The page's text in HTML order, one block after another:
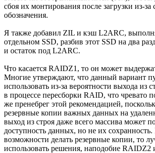
сбоя их монтирования после загрузки из-
обозначения.
Я также добавил ZIL и кэш L2ARC,
отдельном SSD, разбив этот SSD на два
и остаток под L2ARC.
Что касается RAIDZ1, то он может
Многие утверждают, что данный вариант
использовать из-за вероятности выхода из
в процессе пересборки RAID, что чревато
же пренебрег этой рекомендацией,
резервные копии важных данных на
выход из строя даже всего массива может
доступность данных, но не их сохранность.
возможности делать резервные копии, то
использовать решения, наподобие